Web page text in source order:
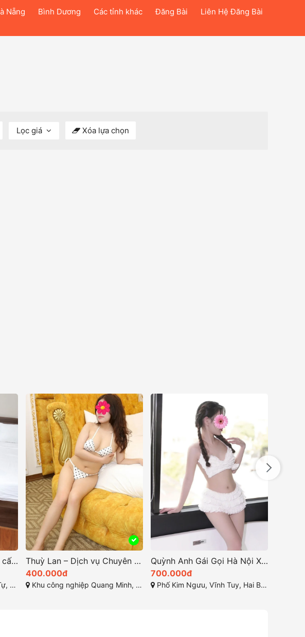
Nẵng Bình Dương Các tỉnh khác Đăng Bài Liên Hệ Đăng Bài
Lọc giá Xóa lựa chọn
Mai Lan luôn tự hào cung cấp dịch vụ chất lượng ở hà nội
Thuỳ Lan – Dịch vụ Chuyên Nghiệp tại KCN Mê Linh Hà Nội
400.000đ
Khu công nghiệp Quang Minh, Quang Minh, Mê Linh, Hà Nội
Quỳnh Anh Gái Gọi Hà Nội Xinh Dâm MS 206
700.000đ
Phố Kim Ngưu, Vĩnh Tuy, Hai Bà Trưng, Hà Nội,